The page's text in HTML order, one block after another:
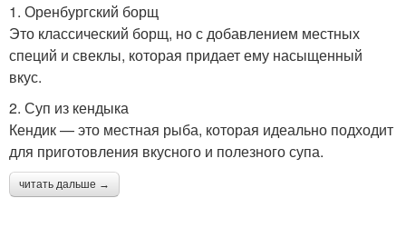
1. Оренбургский борщ
Это классический борщ, но с добавлением местных
специй и свеклы, которая придает ему насыщенный
вкус.
2. Суп из кендыка
Кендик — это местная рыба, которая идеально подходит
для приготовления вкусного и полезного супа.
читать дальше →